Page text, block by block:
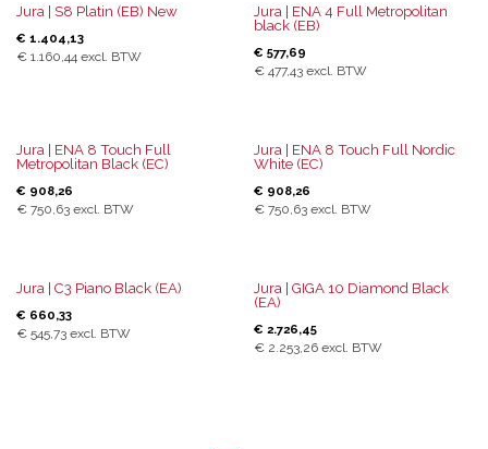
Jura | S8 Platin (EB) New
€ 1.404,13
€ 1.160,44 excl. BTW
Jura | ENA 4 Full Metropolitan
black (EB)
€ 577,69
€ 477,43excl. BTW
Jura | ENA 8 Touch Full
Metropolitan Black (EC)
€ 908,26
€ 750,63 excl. BTW
Jura | ENA 8 Touch Full Nordic
White (EC)
€ 908,26
€ 750,63excl. BTW
Jura | C3 Piano Black (EA)
€ 660,33
€ 545,73 excl. BTW
Jura | GIGA 10 Diamond Black
(EA)
€ 2.726,45
€ 2.253,26excl. BTW